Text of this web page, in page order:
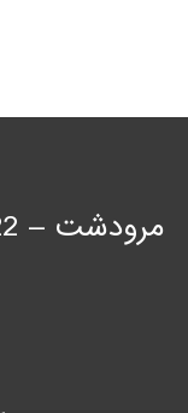
مرودشت – 22 بهمن شمالی